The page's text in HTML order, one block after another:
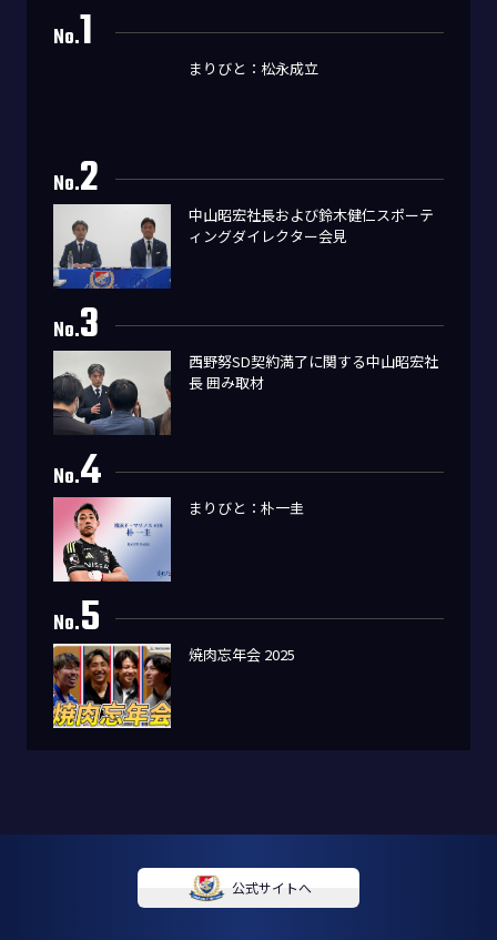
No.1
まりびと：松永成立
No.2
中山昭宏社長および鈴木健仁スポーテ
ィングダイレクター会見
No.3
西野努SD契約満了に関する中山昭宏社
長 囲み取材
No.4
まりびと：朴一圭
No.5
焼肉忘年会 2025
公式サイトへ